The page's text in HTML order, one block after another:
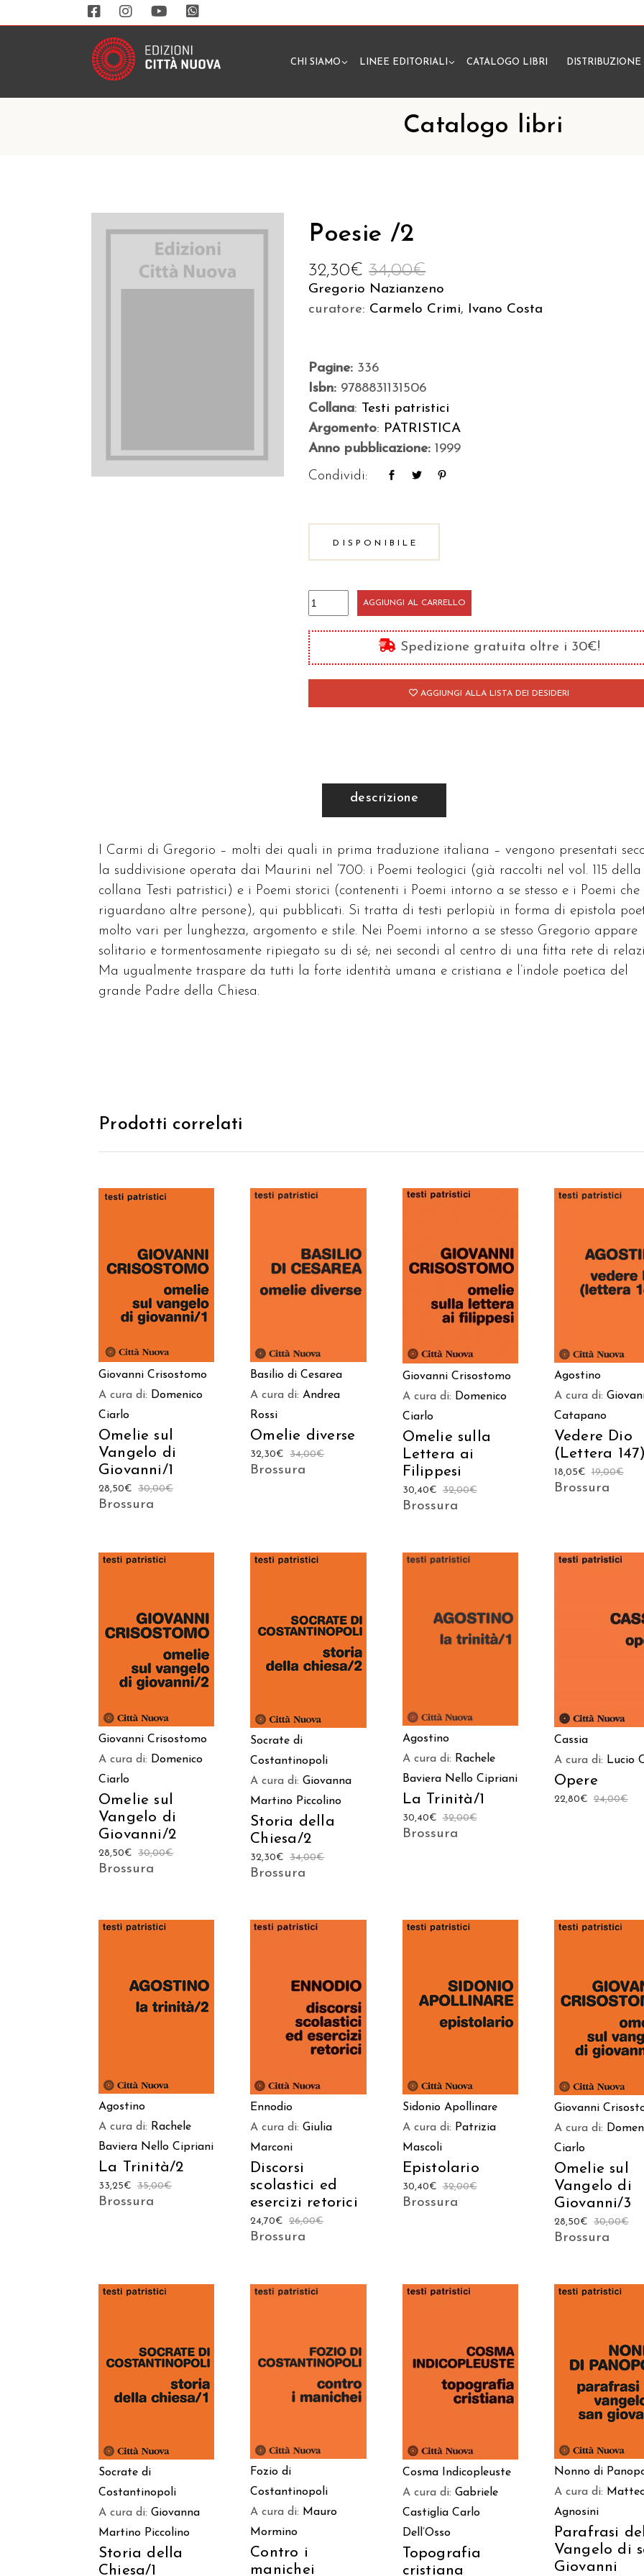
CHI SIAMO LINEE EDITORIALI CATALOGO LIBRI DISTRIBUZIONE
Catalogo libri
Poesie /2
34,00€
32,30€
Gregorio Nazianzeno
curatore: Carmelo Crimi, Ivano Costa
Pagine: 336
Isbn: 9788831131506
Collana: Testi patristici
Argomento: PATRISTICA
Anno pubblicazione:1999
Condividi:
DISPONIBILE
Poesie
/2
quantità
AGGIUNGI AL CARRELLO
Spedizione gratuita oltre i 30€!
AGGIUNGI ALLA LISTA DEI DESIDERI
descrizione
I Carmi di Gregorio – molti dei quali in prima traduzione italiana – vengono presentati
la suddivisione operata dai Maurini nel ‘700: i Poemi teologici (già raccolti nel vol. 115 della
collana Testi patristici) e i Poemi storici (contenenti i Poemi intorno a se stesso e i Poemi che
riguardano altre persone), qui pubblicati. Si tratta di testi perlopiù in forma di epistola
molto vari per lunghezza, argomento e stile. Nei Poemi intorno a se stesso Gregorio appare
solitario e tormentosamente ripiegato su di sé; nei secondi al centro di una fitta rete di
Ma ugualmente traspare da tutti la forte identità umana e cristiana e l’indole poetica del
grande Padre della Chiesa.
Prodotti correlati
AGGIUNGI AL
CARRELLO
Giovanni Crisostomo
A cura di: Domenico
Ciarlo
Omelie sul
Vangelo di
Giovanni/1
30,00€
28,50€
Brossura
AGGIUNGI AL
CARRELLO
Basilio di Cesarea
A cura di:Andrea
Rossi
Omelie diverse
34,00€
32,30€
Brossura
AGGIUNGI AL
CARRELLO
Giovanni Crisostomo
A cura di: Domenico
Ciarlo
Omelie sulla
Lettera ai
Filippesi
32,00€
30,40€
Brossura
CARRELLO
Agostino
A cura di:
Catapano
Vedere Dio
(Lettera
19,00€
18,05€
Brossura
AGGIUNGI AL
CARRELLO
Giovanni Crisostomo
A cura di: Domenico
Ciarlo
Omelie sul
Vangelo di
Giovanni/2
30,00€
28,50€
Brossura
AGGIUNGI AL
CARRELLO
Socrate di
Costantinopoli
A cura di:Giovanna
Martino Piccolino
Storia della
Chiesa/2
34,00€
32,30€
Brossura
Agostino
A cura di: Rachele
Baviera Nello Cipriani
La Trinità/1
32,00€
30,40€
Brossura
Cassia
A cura di: Lucio
Opere
24,00€
22,80€
Agostino
A cura di: Rachele
Baviera Nello Cipriani
La Trinità/2
35,00€
33,25€
Brossura
CARRELLO
Ennodio
A cura di:Giulia
Marconi
Discorsi
scolastici ed
esercizi retorici
26,00€
24,70€
Brossura
AGGIUNGI AL
CARRELLO
Sidonio Apollinare
A cura di: Patrizia
Mascoli
Epistolario
32,00€
30,40€
Brossura
AGGIUNGI AL
CARRELLO
Giovanni
A cura di:
Ciarlo
Omelie sul
Vangelo di
Giovanni/3
30,00€
28,50€
Brossura
AGGIUNGI AL
CARRELLO
Socrate di
Costantinopoli
A cura di: Giovanna
Martino Piccolino
Storia della
Chiesa/1
AGGIUNGI AL
CARRELLO
Fozio di
Costantinopoli
A cura di: Mauro
Mormino
Contro i
manichei
AGGIUNGI AL
CARRELLO
Cosma Indicopleuste
A cura di: Gabriele
Castiglia Carlo
Dell’Osso
Topografia
cristiana
AGGIUNGI AL
CARRELLO
Nonno di
A cura di:
Agnosini
Parafrasi
Vangelo di
Giovanni